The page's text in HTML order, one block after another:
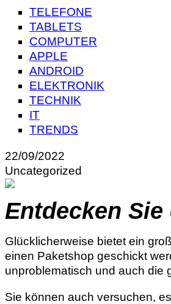
TELEFONE
TABLETS
COMPUTER
APPLE
ANDROID
ELEKTRONIK
TECHNIK
IT
TRENDS
22/09/2022
Uncategorized
Entdecken
Glücklicherweise bietet ein
einen Paketshop geschickt
unproblematisch und auch die
Sie können auch versuchen,